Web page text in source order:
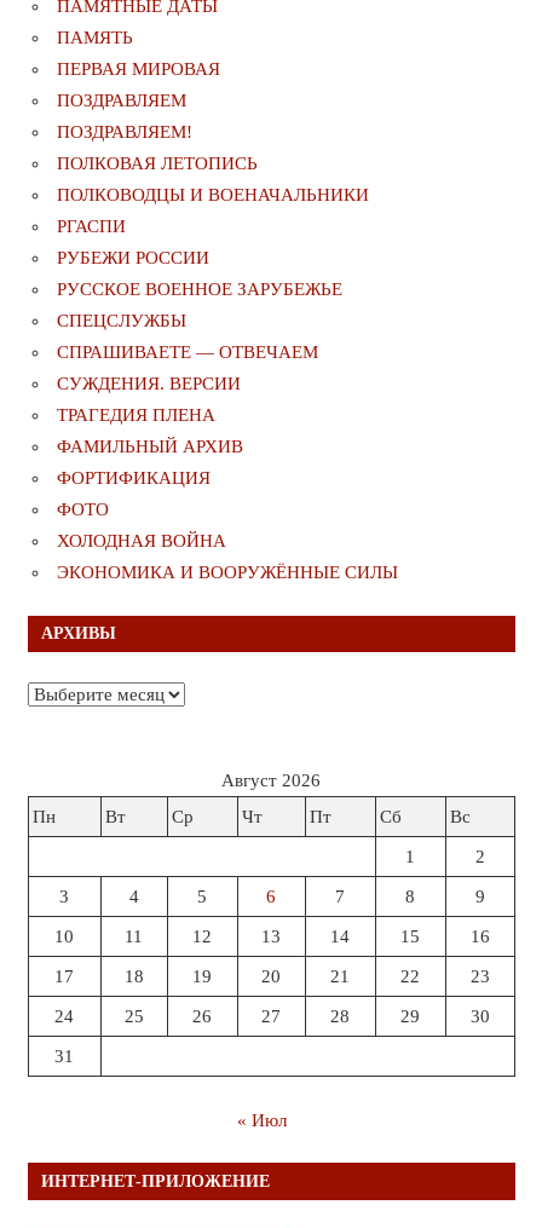
ПАМЯТНЫЕ ДАТЫ
ПАМЯТЬ
ПЕРВАЯ МИРОВАЯ
ПОЗДРАВЛЯЕМ
ПОЗДРАВЛЯЕМ!
ПОЛКОВАЯ ЛЕТОПИСЬ
ПОЛКОВОДЦЫ И ВОЕНАЧАЛЬНИКИ
РГАСПИ
РУБЕЖИ РОССИИ
РУССКОЕ ВОЕННОЕ ЗАРУБЕЖЬЕ
СПЕЦСЛУЖБЫ
СПРАШИВАЕТЕ — ОТВЕЧАЕМ
СУЖДЕНИЯ. ВЕРСИИ
ТРАГЕДИЯ ПЛЕНА
ФАМИЛЬНЫЙ АРХИВ
ФОРТИФИКАЦИЯ
ФОТО
ХОЛОДНАЯ ВОЙНА
ЭКОНОМИКА И ВООРУЖЁННЫЕ СИЛЫ
АРХИВЫ
Архивы
Август 2026
Пн
Вт Ср Чт Пт Сб Вс
1 2
3 4 5 6 7 8 9
10 11 12 13 14 15 16
17 18 19 20 21 22 23
24 25 26 27 28 29 30
31
« Июл
ИНТЕРНЕТ-ПРИЛОЖЕНИЕ